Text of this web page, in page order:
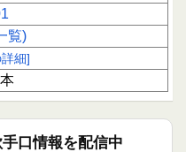
覧)
細]
口情報を配信中